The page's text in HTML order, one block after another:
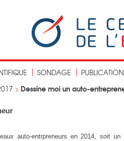
SONDAGE
> Dessine moi un auto-
auto-entrpreneurs en 2014, soit un